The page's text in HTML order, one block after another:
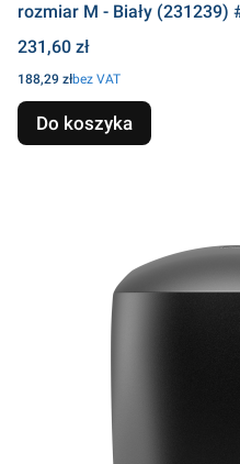
rozmiar M - Biały (231239)
Cena
231,60 zł
Cena
188,29 złbez VAT
Do koszyka